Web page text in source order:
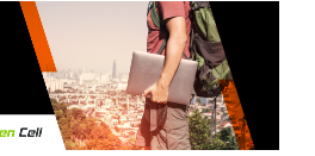
Oferta
Serwis